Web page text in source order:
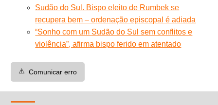
Sudão do Sul. Bispo eleito de Rumbek se
recupera bem – ordenação episcopal é adiada
“Sonho com um Sudão do Sul sem conflitos e
violência”, afirma bispo ferido em atentado
⚠️ Comunicar erro